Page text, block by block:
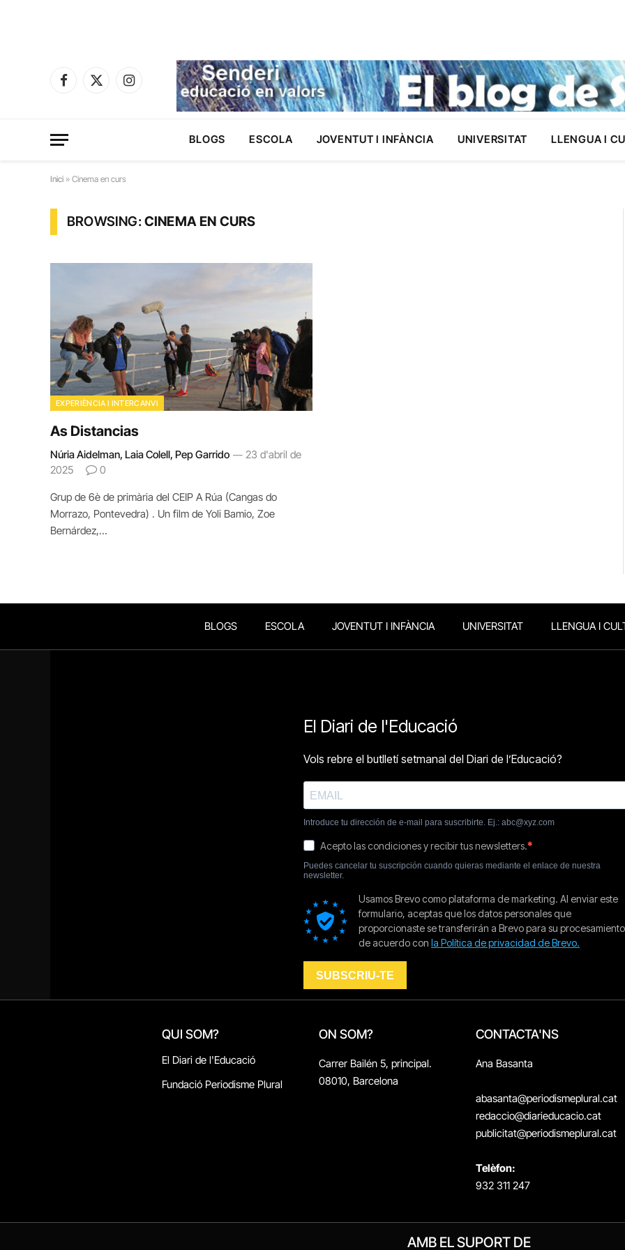
Facebook
X
Instagram
BLOGS ESCOLA JOVENTUT I INFÀNCIA UNIVERSITAT LLENGUA I
Inici » Cinema en curs
BROWSING:CINEMA EN CURS
EXPERIÈNCIA I INTERCANVI
As Distancias
Núria Aidelman, Laia Colell, Pep Garrido
23 d'abril de
2025
0
Grup de 6è de primària del CEIP A Rúa (Cangas do
Morrazo, Pontevedra) . Un film de Yoli Bamio, Zoe
Bernárdez,…
BLOGS ESCOLA JOVENTUT I INFÀNCIA UNIVERSITAT LLENGUA I
QUI SOM?
El Diari de l'Educació
Fundació Periodisme Plural
ON SOM?
Carrer Bailén 5, principal.
08010, Barcelona
CONTACTA'NS
Ana Basanta
abasanta@periodismeplural.cat
redaccio@diarieducacio.cat
publicitat@periodismeplural.cat
Telèfon:
932 311 247
AMB EL SUPORT DE